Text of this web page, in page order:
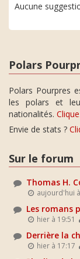
Aucune
Polars
Polars Pourpres
les polars et
nationalités.
Envie de stats ?
Sur le forum
Thomas H.
aujourd'hui
Les romans
hier à 19:51
Derrière la
hier à 17:17